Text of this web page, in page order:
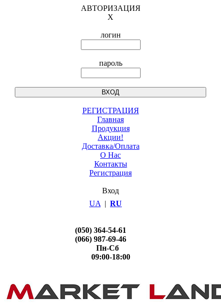
АВТОРИЗАЦИЯ
X
логин
пароль
РЕГИСТРАЦИЯ
Главная
Продукция
Акции!
Доставка/Оплата
О Нас
Контакты
Регистрация
Вход
UA | RU
(050) 364-54-61
(066) 987-69-46
Пн-Сб
09:00-18:00